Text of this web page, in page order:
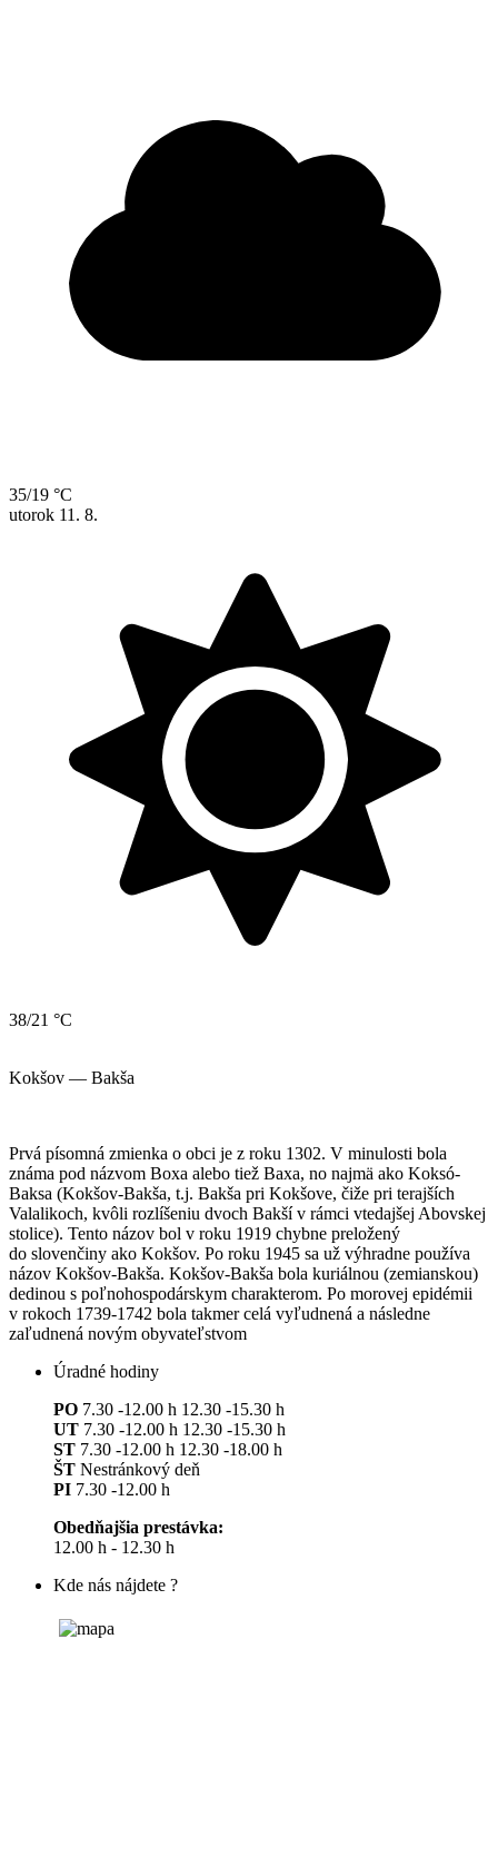
35/19 °C
utorok 11. 8.
38/21 °C
Kokšov — Bakša
Prvá písomná zmienka o obci je z roku 1302. V minulosti bola
známa pod názvom Boxa alebo tiež Baxa, no najmä ako Koksó-
Baksa (Kokšov-Bakša, t.j. Bakša pri Kokšove, čiže pri terajších
Valalikoch, kvôli rozlíšeniu dvoch Bakší v rámci vtedajšej Abovskej
stolice). Tento názov bol v roku 1919 chybne preložený
do slovenčiny ako Kokšov. Po roku 1945 sa už výhradne používa
názov Kokšov-Bakša. Kokšov-Bakša bola kuriálnou (zemianskou)
dedinou s poľnohospodárskym charakterom. Po morovej epidémii
v rokoch 1739-1742 bola takmer celá vyľudnená a následne
zaľudnená novým obyvateľstvom
Úradné hodiny
PO 7.30 -12.00 h 12.30 -15.30 h
UT 7.30 -12.00 h 12.30 -15.30 h
ST 7.30 -12.00 h 12.30 -18.00 h
ŠT Nestránkový deň
PI 7.30 -12.00 h
Obedňajšia prestávka:
12.00 h - 12.30 h
Kde nás nájdete ?